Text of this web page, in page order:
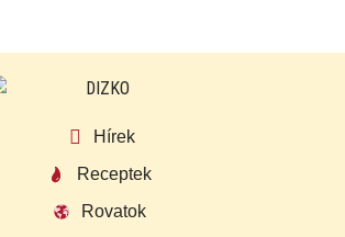
Hírek
Receptek
Rovatok